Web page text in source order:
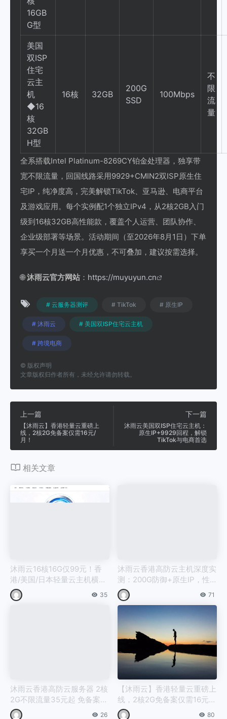
16GB
G型
美国
双ISP
住宅
云主
机
◆16
核
32GB
H型
16核 32GB
200G
SSD
100Mbps
不
限
流
量
全系搭载Intel Platinum-8269CY铂金处理器，独享带
宽不限流量，回国线路采用9929+CMIN2双ISP原生住
宅IP，纯净度高，完美解锁TikTok、亚马逊、电商平台
及游戏应用。每个实例配1个独立IPv4，从2核2GB入门
级到16核32GB高性能款，覆盖个人运营、团队协作、
企业级部署等场景。活动期间（至2026年8月1日）下单
享买一个月送一个月优惠，不可叠加，建议按需选择。
🌐沐雨云官方网站： https://muyuyun.cn
# 云服务器测评 # TikTok # 原生IP
# 沐雨云 # 美国双ISP住宅云主机
# 跨境电商
© 版权声明
文章版权归作者所有，未经允许请勿转载。
上一篇
【沐雨云】香港轻量云重磅上
线，2核2G免备案仅需16元/
月！
下一篇
沐雨云美国双ISP住宅云主机：
原生IP+9929回程，解锁
TikTok与电商首选
相关文章
沐雨云16核16G仅99元！香
港/美国/日本轻量云主机横
评，低价高配免备案
35
沐雨云香港高防云主机深度实
测：200G防御+原生IP，性
能价格真能打
71
沐雨云香港高防云服务器 2核
2G不限流量35元起 免备案A
MD高性能
26
【沐雨云】香港轻量云重磅上
线，2核2G免备案仅需16元/
月！
80